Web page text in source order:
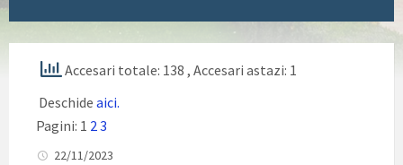
Accesari totale: 138 , Accesari astazi: 1
Deschide aici.
Pagini: 1 2 3
22/11/2023